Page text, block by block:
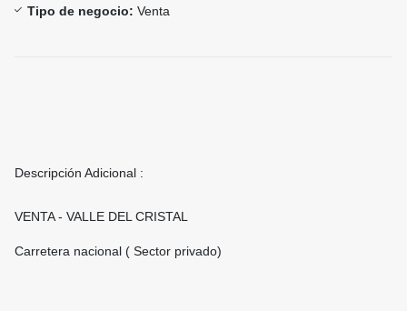
Tipo de negocio: Venta
Descripción Adicional :
VENTA - VALLE DEL CRISTAL
Carretera nacional ( Sector privado)